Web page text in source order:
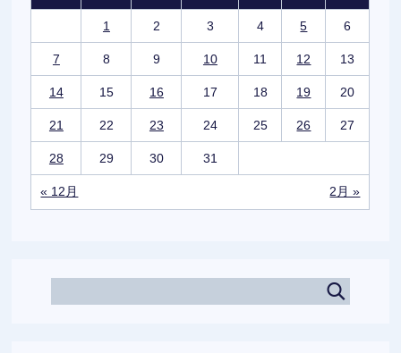
« 12月 2月 »
1 2 3 4 5 6
7 8 9 10 11 12 13
14 15 16 17 18 19 20
21 22 23 24 25 26 27
28 29 30 31